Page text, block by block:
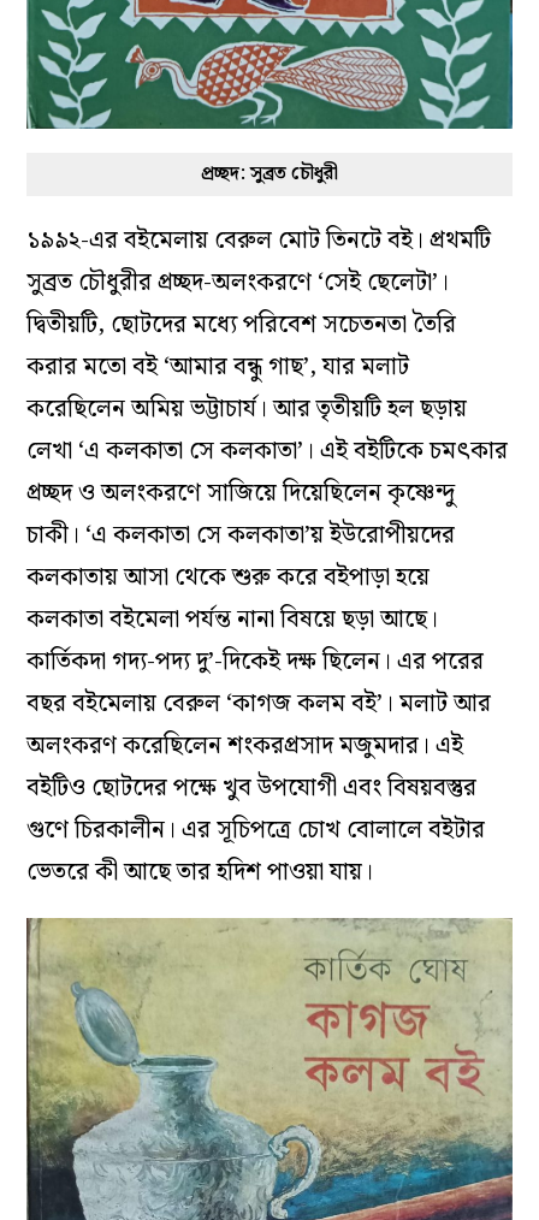
প্রচ্ছদ: সুব্রত চৌধুরী
১৯৯২-এর বইমেলায় বেরুল মোট তিনটে বই। প্রথমটি
সুব্রত চৌধুরীর প্রচ্ছদ-অলংকরণে ‘সেই ছেলেটা’।
দ্বিতীয়টি, ছোটদের মধ্যে পরিবেশ সচেতনতা তৈরি
করার মতো বই ‘আমার বন্ধু গাছ’, যার মলাট
করেছিলেন অমিয় ভট্টাচার্য। আর তৃতীয়টি হল ছড়ায়
লেখা ‘এ কলকাতা সে কলকাতা’। এই বইটিকে চমৎকার
প্রচ্ছদ ও অলংকরণে সাজিয়ে দিয়েছিলেন কৃষ্ণেন্দু
চাকী। ‘এ কলকাতা সে কলকাতা’য় ইউরোপীয়দের
কলকাতায় আসা থেকে শুরু করে বইপাড়া হয়ে
কলকাতা বইমেলা পর্যন্ত নানা বিষয়ে ছড়া আছে।
কার্তিকদা গদ্য-পদ্য দু’-দিকেই দক্ষ ছিলেন। এর পরের
বছর বইমেলায় বেরুল ‘কাগজ কলম বই’। মলাট আর
অলংকরণ করেছিলেন শংকরপ্রসাদ মজুমদার। এই
বইটিও ছোটদের পক্ষে খুব উপযোগী এবং বিষয়বস্তুর
গুণে চিরকালীন। এর সূচিপত্রে চোখ বোলালে বইটার
ভেতরে কী আছে তার হদিশ পাওয়া যায়।